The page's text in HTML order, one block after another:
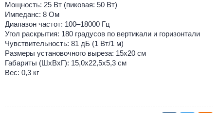
Мощность: 25 Вт (пиковая: 50 Вт)
Импеданс: 8 Ом
Диапазон частот: 100–18000 Гц
Угол раскрытия: 180 градусов по вертикали и горизонтали
Чувствительность: 81 дБ (1 Вт/1 м)
Размеры установочного выреза: 15х20 см
Габариты (ШхВхГ): 15,0x22,5x5,3 см
Вес: 0,3 кг